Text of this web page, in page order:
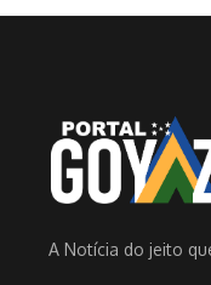
A Notícia do jeito